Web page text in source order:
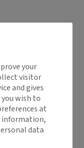
your
visitor
and gives
wish to
at
information,
data